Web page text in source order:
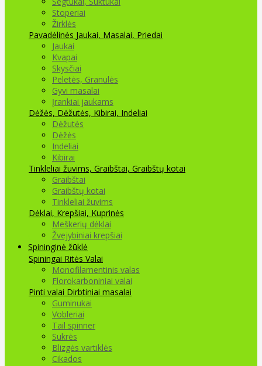
Stoperiai
Žirklės
Pavadėlinės Jaukai, Masalai, Priedai
Jaukai
Kvapai
Skysčiai
Peletės, Granulės
Gyvi masalai
Įrankiai jaukams
Dėžės, Dėžutės, Kibirai, Indeliai
Dėžutės
Dėžės
Indeliai
Kibirai
Tinkleliai žuvims, Graibštai, Graibštų kotai
Graibštai
Graibštų kotai
Tinkleliai žuvims
Dėklai, Krepšiai, Kuprinės
Meškerių dėklai
Žvejybiniai krepšiai
Spininginė žūklė
Spiningai Ritės Valai
Monofilamentinis valas
Florokarboniniai valai
Pinti valai Dirbtiniai masalai
Guminukai
Vobleriai
Tail spinner
Sukrės
Blizgės vartiklės
Cikados